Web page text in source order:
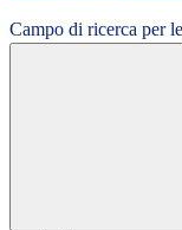
Campo di ricerca per